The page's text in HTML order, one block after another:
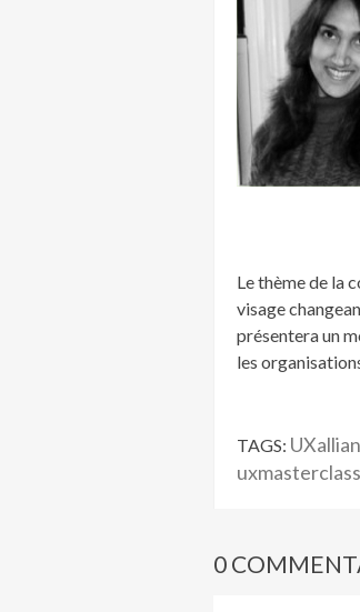
Le thème de la
visage
présentera un
les
TAGS:
uxmasterclass
0